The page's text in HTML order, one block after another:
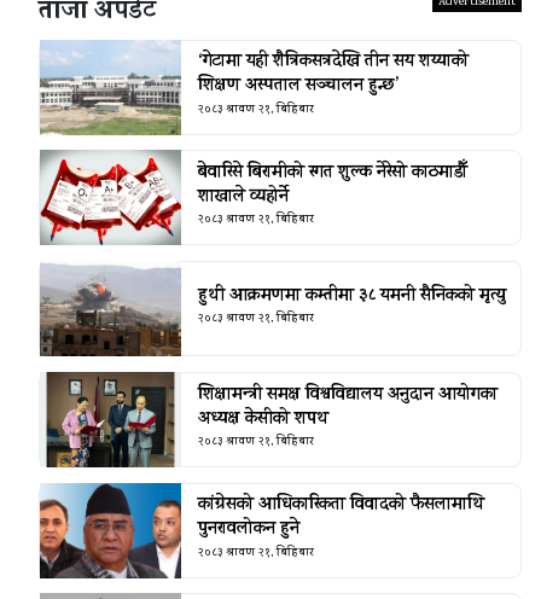
ताजा अपडेट
‘गेटामा यही शैत्रिकसत्रदेखि तीन सय शय्याको
शिक्षण अस्पताल सञ्चालन हुन्छ’
२०८३ श्रावण २१, बिहिबार
बेवारिसे बिरामीको रगत शुल्क नेरेसो काठमाडौँ
शाखाले व्यहोर्ने
२०८३ श्रावण २१, बिहिबार
हुथी आक्रमणमा कम्तीमा ३८ यमनी सैनिकको मृत्यु
२०८३ श्रावण २१, बिहिबार
शिक्षामन्त्री समक्ष विश्वविद्यालय अनुदान आयोगका
अध्यक्ष केसीको शपथ
२०८३ श्रावण २१, बिहिबार
कांग्रेसको आधिकारिकता विवादको फैसलामाथि
पुनरावलोकन हुने
२०८३ श्रावण २१, बिहिबार